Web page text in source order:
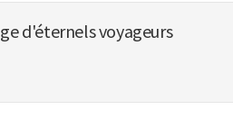
d'éternels voyageurs